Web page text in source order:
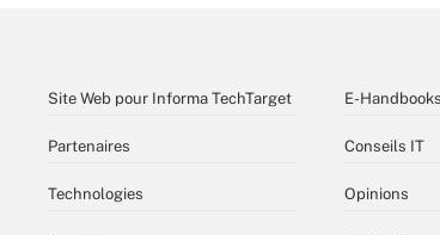
Site Web pour Informa TechTarget
Partenaires
Technologies
E-
Conseils IT
Opinions